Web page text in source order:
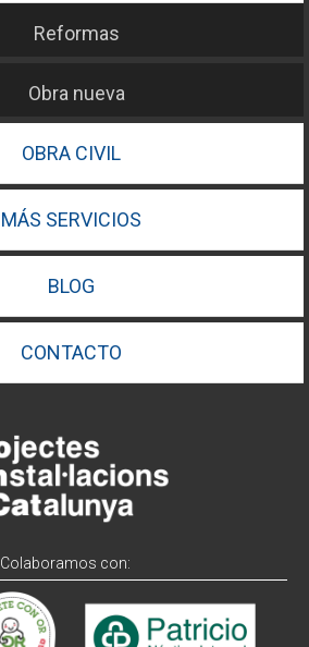
Reformas
Obra nueva
OBRA CIVIL
MÁS SERVICIOS
BLOG
CONTACTO
Colaboramos con: